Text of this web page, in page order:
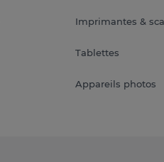
Imprimantes &
Tablettes
Appareils photos